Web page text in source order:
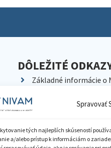
Spravovať
tých najlepších skúseností
a/alebo prístup k informáciám o
DÔLEŽITÉ
Základné informácie o
Kariéra
Pracoviská NIVaM